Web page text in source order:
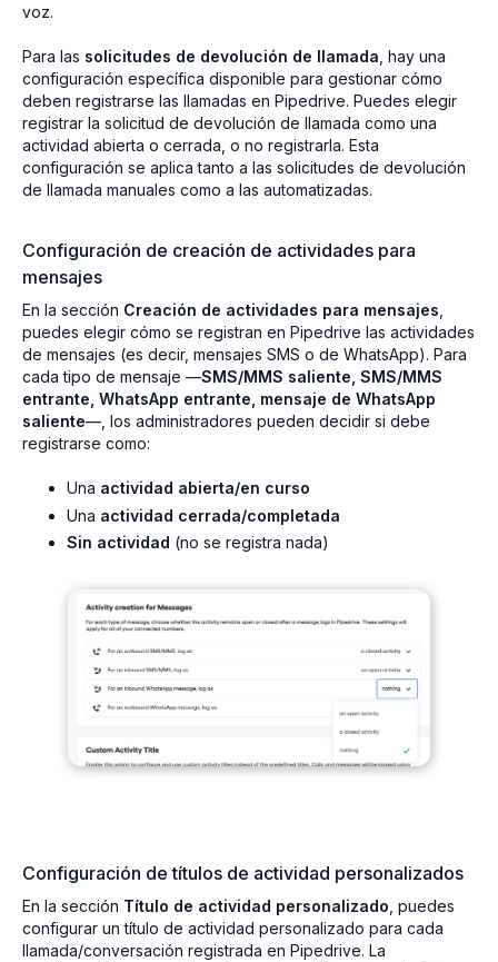
voz.
Para las solicitudes de devolución de llamada , hay una
configuración específica disponible para gestionar cómo
deben registrarse las llamadas en Pipedrive. Puedes elegir
registrar la solicitud de devolución de llamada como una
actividad abierta o cerrada, o no registrarla. Esta
configuración se aplica tanto a las solicitudes de devolución
de llamada manuales como a las automatizadas.
Configuración de creación de actividades para
mensajes
En la sección Creación de actividades para mensajes
puedes elegir cómo se registran en Pipedrive las actividades
de mensajes (es decir, mensajes SMS o de WhatsApp). Para
cada tipo de mensaje —SMS/MMS saliente, SMS/MMS
entrante, WhatsApp entrante, mensaje de WhatsApp
saliente—, los administradores pueden decidir si debe
registrarse como:
Una actividad abierta/en curso
Una actividad cerrada/completada
Sin actividad (no se registra nada)
Configuración de títulos de actividad personalizados
En la sección Título de actividad personalizado , puedes
configurar un título de actividad personalizado para cada
llamada/conversación registrada en Pipedrive. La